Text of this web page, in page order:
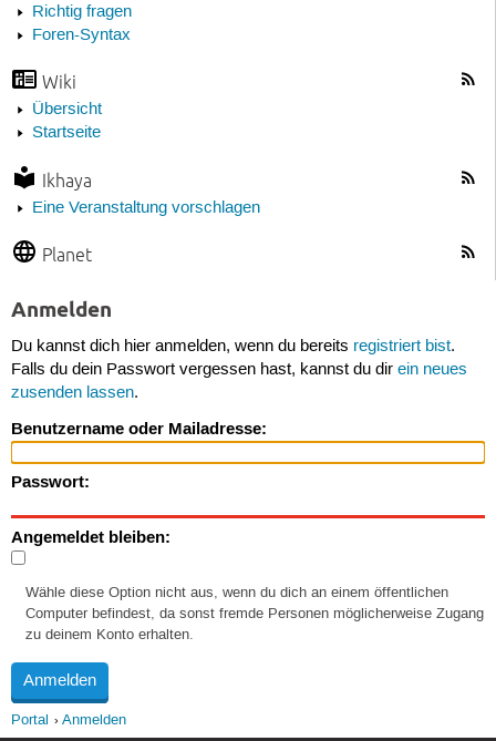
Richtig fragen
Foren-Syntax
Wiki
Übersicht
Startseite
Ikhaya
Eine Veranstaltung vorschlagen
Planet
Anmelden
Du kannst dich hier anmelden, wenn du bereits registriert bist.
Falls du dein Passwort vergessen hast, kannst du dir ein neues
zusenden lassen.
Benutzername oder Mailadresse:
Passwort:
Angemeldet bleiben:
Wähle diese Option nicht aus, wenn du dich an einem öffentlichen
Computer befindest, da sonst fremde Personen möglicherweise Zugang
zu deinem Konto erhalten.
Portal Anmelden